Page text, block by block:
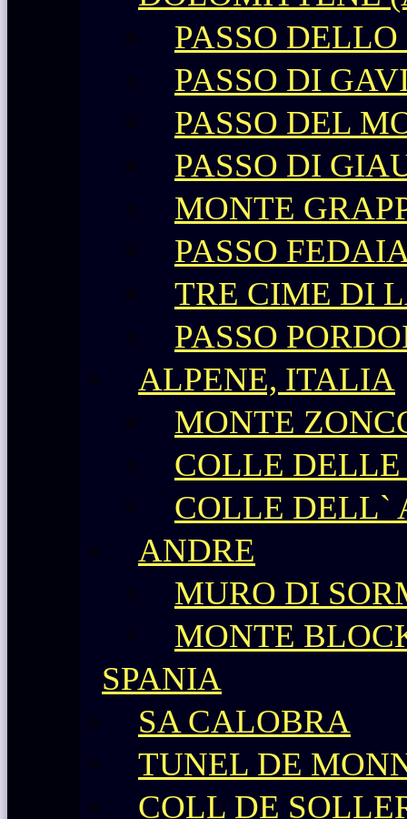
PASSO
PASSO DI
PASSO DEL
PASSO DI
MONTE
PASSO
TRE CIME DI
PASSO
ALPENE, ITALIA
MONTE
COLLE
COLLE DELL`
ANDRE
MURO DI
MONTE
SPANIA
SA CALOBRA
TUNEL DE
COLL DE